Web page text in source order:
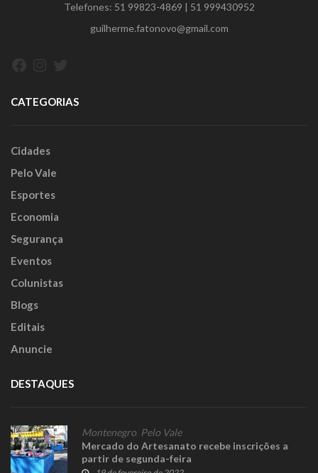
Telefones: 51 99823-4869 | 51 999430952
guilherme.fatonovo@gmail.com
CATEGORIAS
Cidades
Pelo Vale
Esportes
Economia
Segurança
Eventos
Colunistas
Blogs
Editais
Anuncie
DESTAQUES
Montenegro Pelo Vale
Mercado do Artesanato recebe inscrições a
partir de segunda-feira